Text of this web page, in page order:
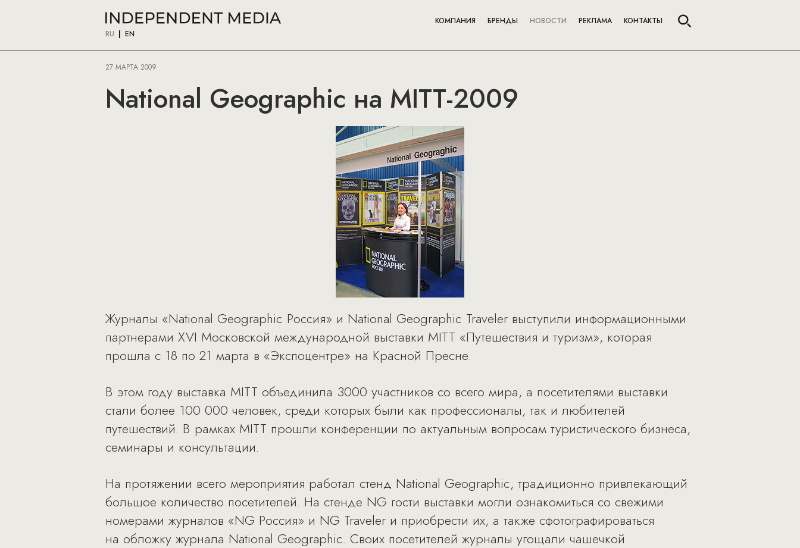
RU EN
КОМПАНИЯ БРЕНДЫ НОВОСТИ РЕКЛАМА КОНТАКТЫ
27 МАРТА 2009
National Geographic на MITT-2009
Журналы «National Geographic Россия» и National Geographic Traveler выступили информационными
партнерами XVI Московской международной выставки MITT «Путешествия и туризм», которая
прошла с 18 по 21 марта в «Экспоцентре» на Красной Пресне.
В этом году выставка MITT объединила 3000 участников со всего мира, а посетителями выставки
стали более 100 000 человек, среди которых были как профессионалы, так и любителей
путешествий. В рамках MITT прошли конференции по актуальным вопросам туристического бизнеса,
семинары и консультации.
На протяжении всего мероприятия работал стенд National Geographic, традиционно привлекающий
большое количество посетителей. На стенде NG гости выставки могли ознакомиться со свежими
номерами журналов «NG Россия» и NG Traveler и приобрести их, а также сфотографироваться
на обложку журнала National Geographic. Своих посетителей журналы угощали чашечкой